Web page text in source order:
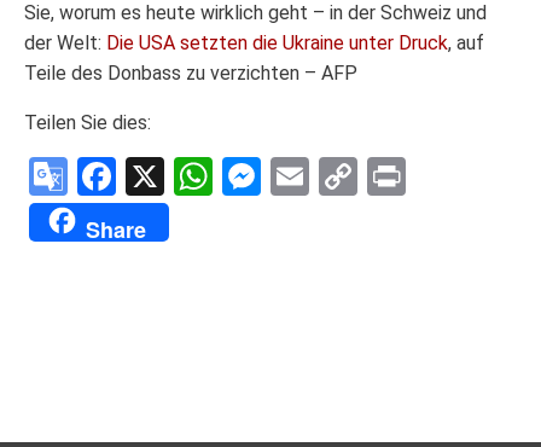
Sie, worum es heute wirklich geht – in der Schweiz und
der Welt: Die USA setzten die Ukraine unter Druck, auf
Teile des Donbass zu verzichten – AFP
Teilen Sie dies:
Google
Translate
Facebook
X WhatsApp
Messenger
Email
Copy
Share